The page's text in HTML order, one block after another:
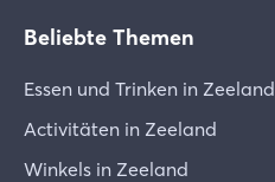
Beliebte Themen
Essen und Trinken in Zeeland
Activitäten in Zeeland
Winkels in Zeeland